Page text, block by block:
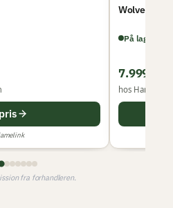
Wolverine
På lager
7.999,00
hos
fra forhandleren.